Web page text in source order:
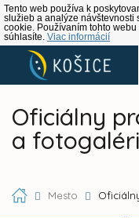
Tento web používa k
služieb a analýze návštevnosti
cookie. Používaním tohto webu
súhlasíte. Viac informácií
Oficiálny
a
Mesto